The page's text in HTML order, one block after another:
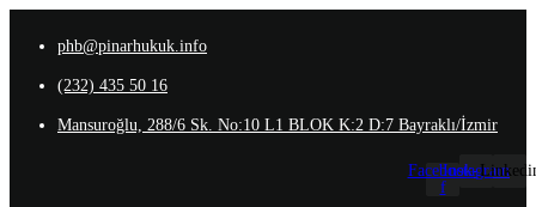
phb@pinarhukuk.info
(232) 435 50 16
Mansuroğlu, 288/6 Sk. No:10 L1 BLOK K:2 D:7 Bayraklı/İzmir
Facebook-
f
Instagram